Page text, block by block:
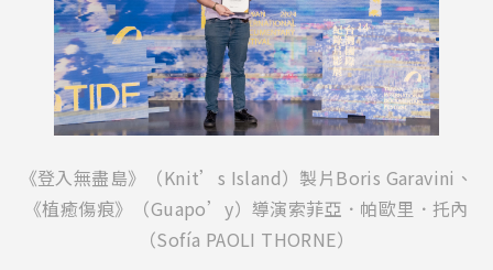
《登入無盡島》（Knit’s Island）製片Boris Garavini、
《植癒傷痕》（Guapo’y）導演索菲亞．帕歐里．托內
（Sofía PAOLI THORNE）